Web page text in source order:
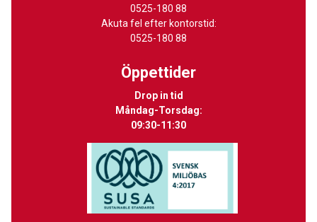
0525-180 88
Akuta fel efter kontorstid:
0525-180 88
Öppettider
Drop in tid
Måndag-Torsdag:
09:30-11:30